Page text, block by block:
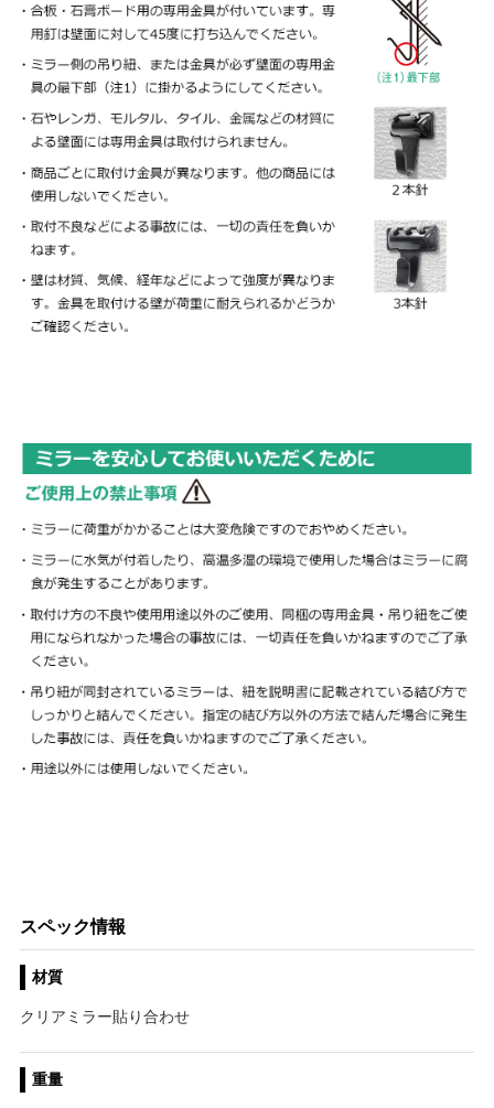
スペック情報
材質
クリアミラー貼り合わせ
重量